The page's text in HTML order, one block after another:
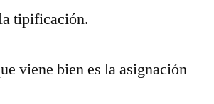
tipificación.
viene bien es la asignación